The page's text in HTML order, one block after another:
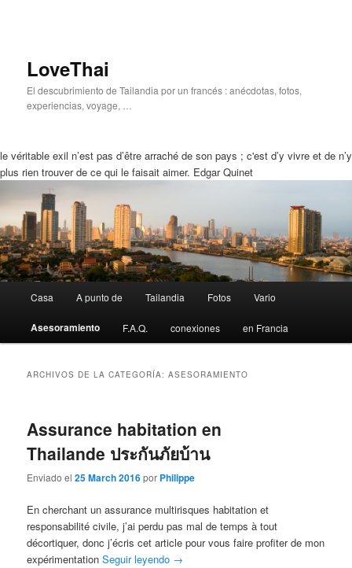
LoveThai
El descubrimiento de Tailandia por un francés : anécdotas, fotos,
experiencias, voyage, …
le véritable exil n’est pas d’être arraché de son pays ; c'est d’y vivre et de n’y
plus rien trouver de ce qui le faisait aimer. Edgar Quinet
Principal
Ir
a
principal
Saltar
a
Casa A punto de Tailandia Fotos Vario
Asesoramiento F.A.Q. conexiones en Francia
ARCHIVOS DE LA CATEGORÍA:ASESORAMIENTO
Assurance habitation en
Thailande ประกันภัยบ้าน
Enviado el25 March 2016por Philippe
En cherchant un assurance multirisques habitation et
responsabilité civile, j’ai perdu pas mal de temps à tout
décortiquer, donc j’écris cet article pour vous faire profiter de mon
expérimentationSeguir leyendo →